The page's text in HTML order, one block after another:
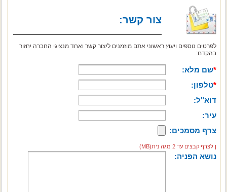
צור קשר:
לפרטים נוספים ויעוץ ראשוני אתם מוזמנים ליצור קשר ואחד מנציגי החברה יחזור
בהקדם:
*שם מלא:
*טלפון:
דוא"ל:
עיר:
צרף מסמכים:
ן לצרף קבצים עד 2 מגה נית(MB)
נושא הפניה: